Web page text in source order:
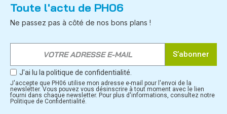
Toute l'actu de PH06
Ne passez pas à côté de nos bons plans !
S’abonner
J'ai lu la politique de confidentialité.
J'accepte que PH06 utilise mon adresse e-mail pour l'envoi de la
newsletter. Vous pouvez vous désinscrire à tout moment avec le lien
fourni dans chaque newsletter. Pour plus d'informations, consultez notre
Politique de Confidentialité.